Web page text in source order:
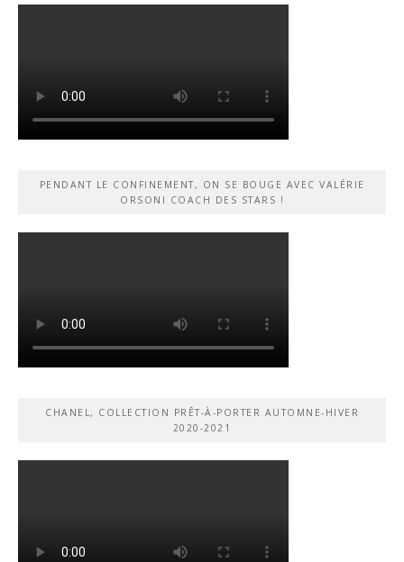
PENDANT LE CONFINEMENT, ON SE BOUGE AVEC VALÉRIE
ORSONI COACH DES STARS !
CHANEL, COLLECTION PRÊT-À-PORTER AUTOMNE-HIVER
2020-2021